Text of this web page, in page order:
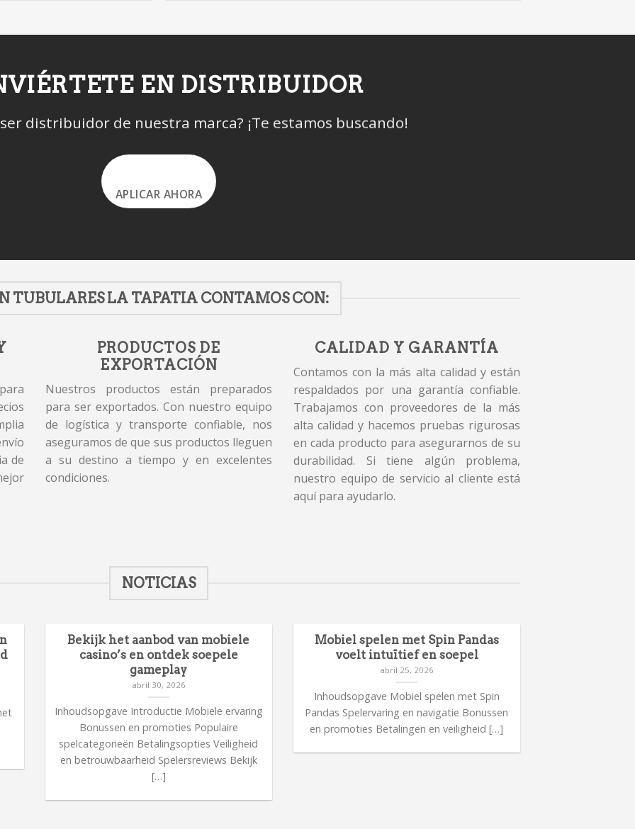
EN DISTRIBUIDOR
distribuidor de nuestra marca? ¡Te estamos buscando!
APLICAR AHORA
TUBULARES LA TAPATIA CONTAMOS CON:
de
PRODUCTOS DE
EXPORTACIÓN
Nuestros productos están preparados
para ser exportados. Con nuestro equipo
de logística y transporte confiable, nos
aseguramos de que sus productos lleguen
a su destino a tiempo y en excelentes
condiciones.
CALIDAD Y GARANTÍA
Contamos con la más alta calidad y están
respaldados por una garantía confiable.
Trabajamos con proveedores de la más
alta calidad y hacemos pruebas rigurosas
en cada producto para asegurarnos de su
durabilidad. Si tiene algún problema,
nuestro equipo de servicio al cliente está
aquí para ayudarlo.
NOTICIAS
Bekijk het aanbod van mobiele
casino’s en ontdek soepele
gameplay
abril 30, 2026
Inhoudsopgave Introductie Mobiele ervaring
Bonussen en promoties Populaire
spelcategorieën Betalingsopties Veiligheid
en betrouwbaarheid Spelersreviews Bekijk
[…]
Mobiel spelen met Spin Pandas
voelt intuïtief en soepel
abril 25, 2026
Inhoudsopgave Mobiel spelen met Spin
Pandas Spelervaring en navigatie Bonussen
en promoties Betalingen en veiligheid […]